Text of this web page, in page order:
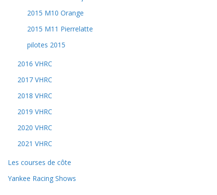
2015 M10 Orange
2015 M11 Pierrelatte
pilotes 2015
2016 VHRC
2017 VHRC
2018 VHRC
2019 VHRC
2020 VHRC
2021 VHRC
Les courses de côte
Yankee Racing Shows